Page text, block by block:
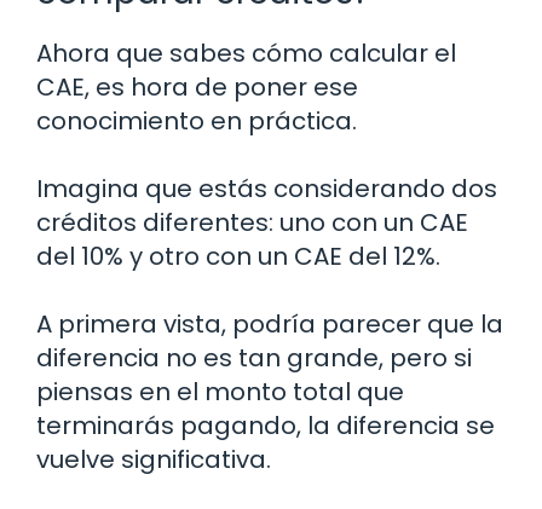
Ahora que sabes cómo calcular el
CAE, es hora de poner ese
conocimiento en práctica.
Imagina que estás considerando dos
créditos diferentes: uno con un CAE
del 10% y otro con un CAE del 12%.
A primera vista, podría parecer que la
diferencia no es tan grande, pero si
piensas en el monto total que
terminarás pagando, la diferencia se
vuelve significativa.